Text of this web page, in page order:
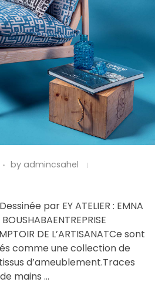
by admincsahel
par EY ATELIER : EMNA
DE L’ARTISANATCe sont
comme une collection de
d’ameublement.Traces
mains ...